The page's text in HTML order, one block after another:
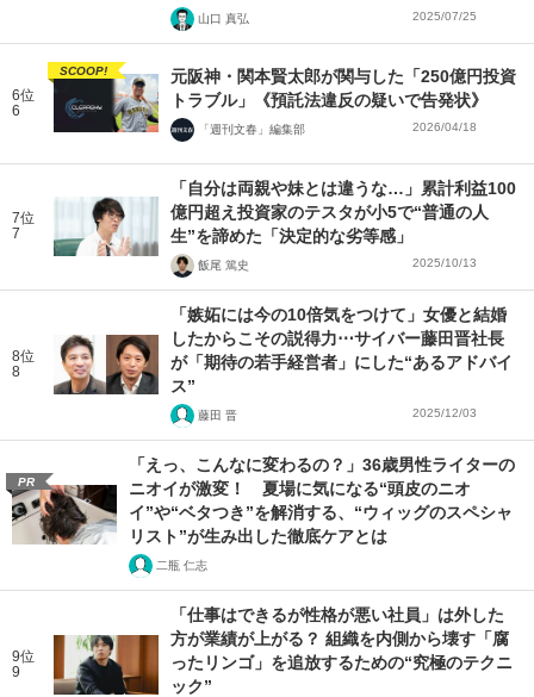
山口 真弘 2025/07/25
6位
6
SCOOP!
元阪神・関本賢太郎が関与した「250億円投資
トラブル」《預託法違反の疑いで告発状》
「週刊文春」編集部 2026/04/18
7位
7
「自分は両親や妹とは違うな…」累計利益100
億円超え投資家のテスタが小5で“普通の人
生”を諦めた「決定的な劣等感」
飯尾 篤史 2025/10/13
8位
8
「嫉妬には今の10倍気をつけて」女優と結婚
したからこその説得力⋯サイバー藤田晋社長
が「期待の若手経営者」にした“あるアドバイ
ス”
藤田 晋 2025/12/03
PR
「えっ、こんなに変わるの？」36歳男性ライターの
ニオイが激変！ 夏場に気になる“頭皮のニオ
イ”や“ベタつき”を解消する、“ウィッグのスペシャ
リスト”が生み出した徹底ケアとは
二瓶 仁志
9位
9
「仕事はできるが性格が悪い社員」は外した
方が業績が上がる？ 組織を内側から壊す「腐
ったリンゴ」を追放するための“究極のテクニ
ック”